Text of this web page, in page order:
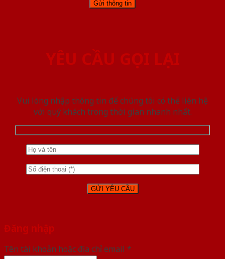
YÊU CẦU GỌI LẠI
Vui lòng nhập thông tin để chúng tôi có thể liên hệ
với quý khách trong thời gian nhanh nhất.
Đăng nhập
Tên tài khoản hoặc địa chỉ email *